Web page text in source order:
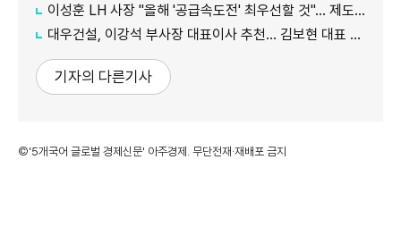
이성훈 LH 사장 "올해 '공급속도전' 최우선할 것"… 제도 개선·직원 참여 독려
대우건설, 이강석 부사장 대표이사 추천… 김보현 대표 용퇴
기자의 다른기사
©'5개국어 글로벌 경제신문' 아주경제. 무단전재·재배포 금지